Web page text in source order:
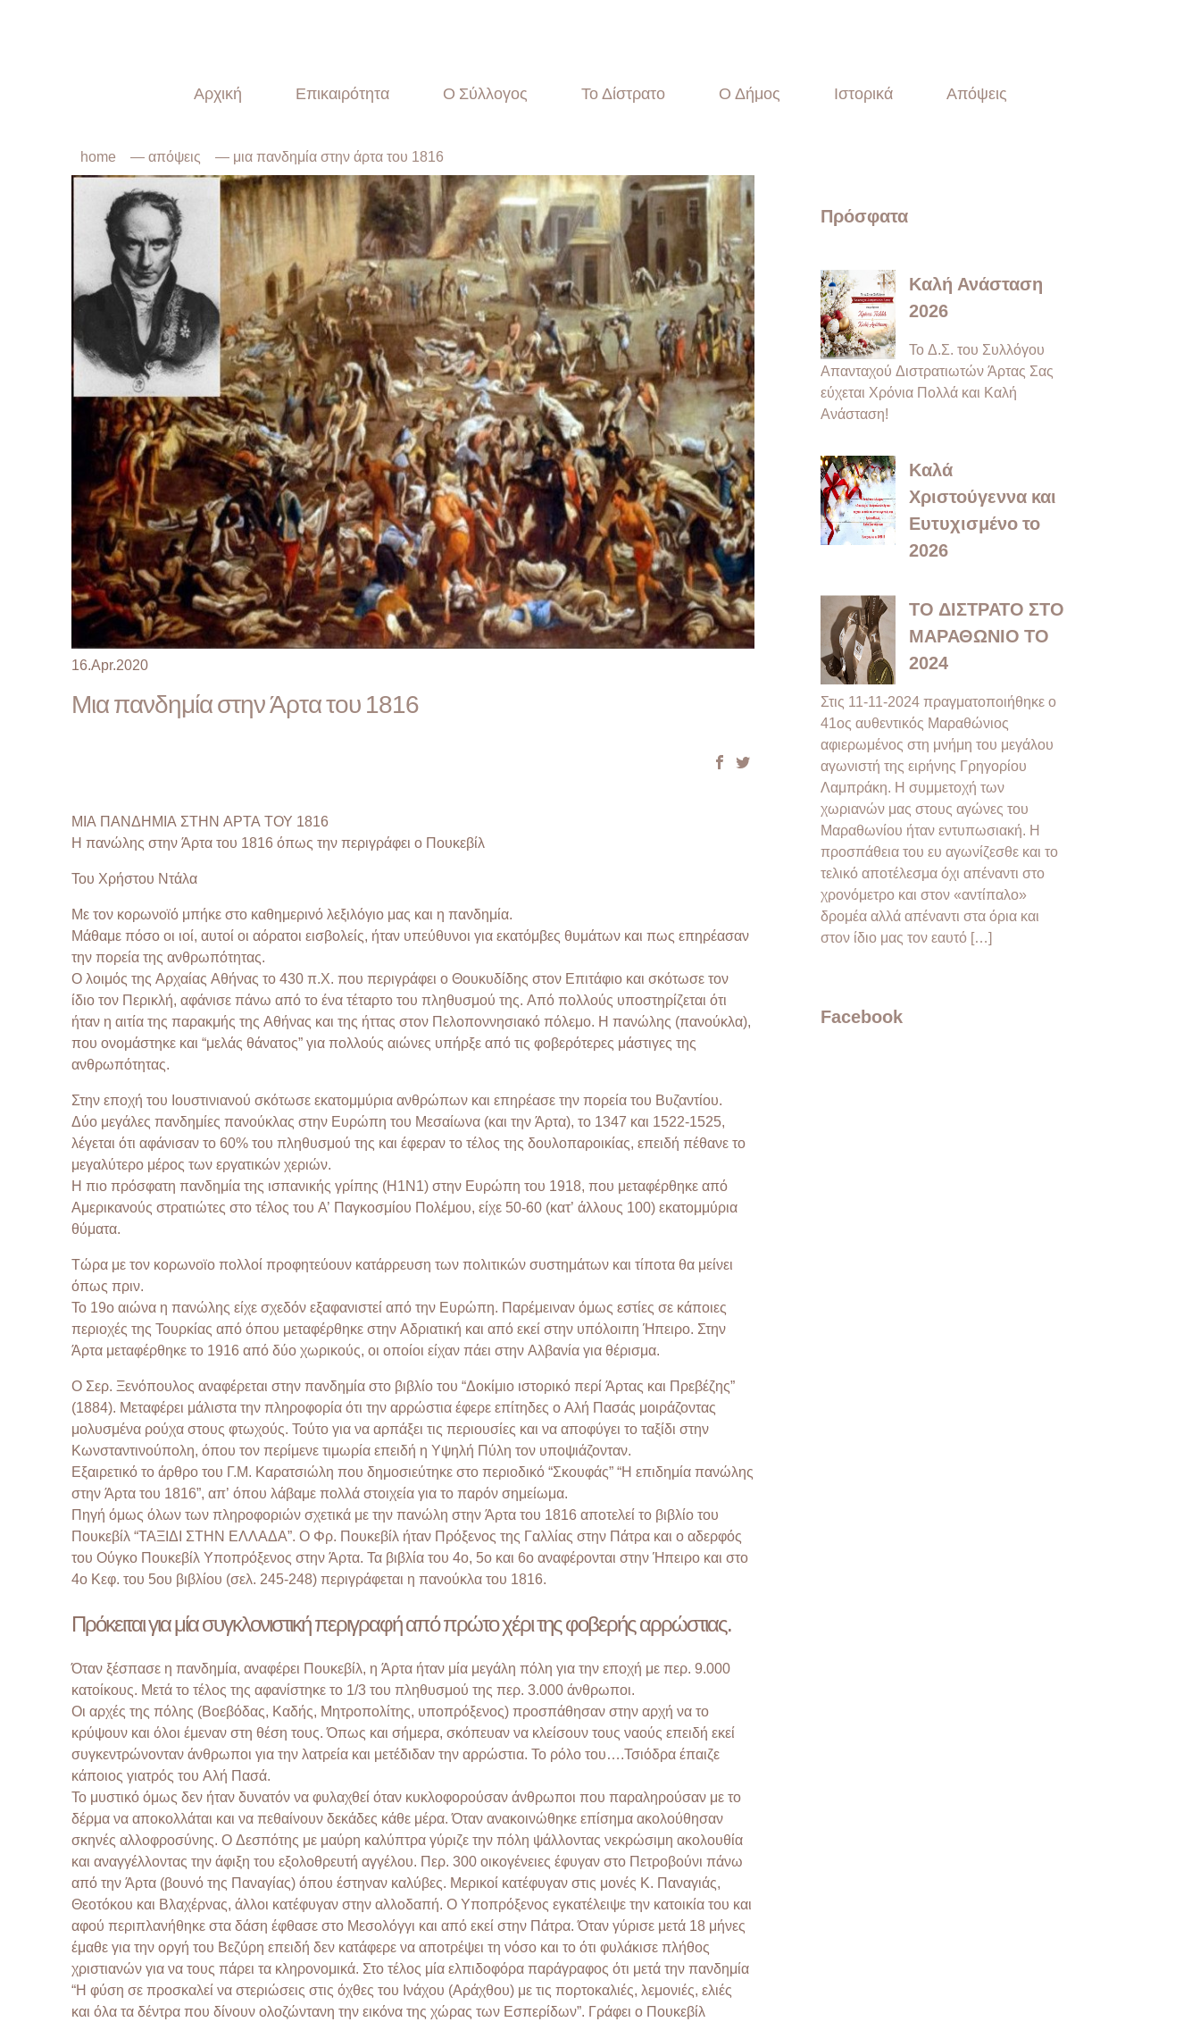
Αρχική Επικαιρότητα Ο Σύλλογος Το Δίστρατο Ο Δήμος Ιστορικά Απόψεις
Αρχική
Επικαιρότητα
Ο Σύλλογος
Το Δίστρατο
Ο Δήμος
Ιστορικά
Απόψεις
home —απόψεις — μια πανδημία στην άρτα του 1816
16.Apr.2020
Μια πανδημία στην Άρτα του 1816
ΜΙΑ ΠΑΝΔΗΜΙΑ ΣΤΗΝ ΑΡΤΑ ΤΟΥ 1816
Η πανώλης στην Άρτα του 1816 όπως την περιγράφει ο Πουκεβίλ
Του Χρήστου Ντάλα
Με τον κορωνοϊό μπήκε στο καθημερινό λεξιλόγιο μας και η πανδημία.
Μάθαμε πόσο οι ιοί, αυτοί οι αόρατοι εισβολείς, ήταν υπεύθυνοι για εκατόμβες θυμάτων και πως επηρέασαν
την πορεία της ανθρωπότητας.
Ο λοιμός της Αρχαίας Αθήνας το 430 π.Χ. που περιγράφει ο Θουκυδίδης στον Επιτάφιο και σκότωσε τον
ίδιο τον Περικλή, αφάνισε πάνω από το ένα τέταρτο του πληθυσμού της. Από πολλούς υποστηρίζεται ότι
ήταν η αιτία της παρακμής της Αθήνας και της ήττας στον Πελοποννησιακό πόλεμο. Η πανώλης (πανούκλα),
που ονομάστηκε και “μελάς θάνατος” για πολλούς αιώνες υπήρξε από τις φοβερότερες μάστιγες της
ανθρωπότητας.
Στην εποχή του Ιουστινιανού σκότωσε εκατομμύρια ανθρώπων και επηρέασε την πορεία του Βυζαντίου.
Δύο μεγάλες πανδημίες πανούκλας στην Ευρώπη του Μεσαίωνα (και την Άρτα), το 1347 και 1522-1525,
λέγεται ότι αφάνισαν το 60% του πληθυσμού της και έφεραν το τέλος της δουλοπαροικίας, επειδή πέθανε το
μεγαλύτερο μέρος των εργατικών χεριών.
Η πιο πρόσφατη πανδημία της ισπανικής γρίπης (Η1Ν1) στην Ευρώπη του 1918, που μεταφέρθηκε από
Αμερικανούς στρατιώτες στο τέλος του Α’ Παγκοσμίου Πολέμου, είχε 50-60 (κατ’ άλλους 100) εκατομμύρια
θύματα.
Τώρα με τον κορωνοϊο πολλοί προφητεύουν κατάρρευση των πολιτικών συστημάτων και τίποτα θα μείνει
όπως πριν.
Το 19ο αιώνα η πανώλης είχε σχεδόν εξαφανιστεί από την Ευρώπη. Παρέμειναν όμως εστίες σε κάποιες
περιοχές της Τουρκίας από όπου μεταφέρθηκε στην Αδριατική και από εκεί στην υπόλοιπη Ήπειρο. Στην
Άρτα μεταφέρθηκε το 1916 από δύο χωρικούς, οι οποίοι είχαν πάει στην Αλβανία για θέρισμα.
Ο Σερ. Ξενόπουλος αναφέρεται στην πανδημία στο βιβλίο του “Δοκίμιο ιστορικό περί Άρτας και Πρεβέζης”
(1884). Μεταφέρει μάλιστα την πληροφορία ότι την αρρώστια έφερε επίτηδες ο Αλή Πασάς μοιράζοντας
μολυσμένα ρούχα στους φτωχούς. Τούτο για να αρπάξει τις περιουσίες και να αποφύγει το ταξίδι στην
Κωνσταντινούπολη, όπου τον περίμενε τιμωρία επειδή η Υψηλή Πύλη τον υποψιάζονταν.
Εξαιρετικό το άρθρο του Γ.Μ. Καρατσιώλη που δημοσιεύτηκε στο περιοδικό “Σκουφάς” “Η επιδημία πανώλης
στην Άρτα του 1816”, απ’ όπου λάβαμε πολλά στοιχεία για το παρόν σημείωμα.
Πηγή όμως όλων των πληροφοριών σχετικά με την πανώλη στην Άρτα του 1816 αποτελεί το βιβλίο του
Πουκεβίλ “ΤΑΞΙΔΙ ΣΤΗΝ ΕΛΛΑΔΑ”. O Φρ. Πουκεβίλ ήταν Πρόξενος της Γαλλίας στην Πάτρα και ο αδερφός
του Ούγκο Πουκεβίλ Υποπρόξενος στην Άρτα. Τα βιβλία του 4ο, 5ο και 6ο αναφέρονται στην Ήπειρο και στο
4ο Κεφ. του 5ου βιβλίου (σελ. 245-248) περιγράφεται η πανούκλα του 1816.
Πρόκειται για μία συγκλονιστική περιγραφή από πρώτο χέρι της φοβερής αρρώστιας.
Όταν ξέσπασε η πανδημία, αναφέρει Πουκεβίλ, η Άρτα ήταν μία μεγάλη πόλη για την εποχή με περ. 9.000
κατοίκους. Μετά το τέλος της αφανίστηκε το 1/3 του πληθυσμού της περ. 3.000 άνθρωποι.
Οι αρχές της πόλης (Βοεβόδας, Καδής, Μητροπολίτης, υποπρόξενος) προσπάθησαν στην αρχή να το
κρύψουν και όλοι έμεναν στη θέση τους. Όπως και σήμερα, σκόπευαν να κλείσουν τους ναούς επειδή εκεί
συγκεντρώνονταν άνθρωποι για την λατρεία και μετέδιδαν την αρρώστια. Το ρόλο του….Τσιόδρα έπαιζε
κάποιος γιατρός του Αλή Πασά.
Το μυστικό όμως δεν ήταν δυνατόν να φυλαχθεί όταν κυκλοφορούσαν άνθρωποι που παραληρούσαν με το
δέρμα να αποκολλάται και να πεθαίνουν δεκάδες κάθε μέρα. Όταν ανακοινώθηκε επίσημα ακολούθησαν
σκηνές αλλοφροσύνης. Ο Δεσπότης με μαύρη καλύπτρα γύριζε την πόλη ψάλλοντας νεκρώσιμη ακολουθία
και αναγγέλλοντας την άφιξη του εξολοθρευτή αγγέλου. Περ. 300 οικογένειες έφυγαν στο Πετροβούνι πάνω
από την Άρτα (βουνό της Παναγίας) όπου έστηναν καλύβες. Μερικοί κατέφυγαν στις μονές Κ. Παναγιάς,
Θεοτόκου και Βλαχέρνας, άλλοι κατέφυγαν στην αλλοδαπή. Ο Υποπρόξενος εγκατέλειψε την κατοικία του και
αφού περιπλανήθηκε στα δάση έφθασε στο Μεσολόγγι και από εκεί στην Πάτρα. Όταν γύρισε μετά 18 μήνες
έμαθε για την οργή του Βεζύρη επειδή δεν κατάφερε να αποτρέψει τη νόσο και το ότι φυλάκισε πλήθος
χριστιανών για να τους πάρει τα κληρονομικά. Στο τέλος μία ελπιδοφόρα παράγραφος ότι μετά την πανδημία
“Η φύση σε προσκαλεί να στεριώσεις στις όχθες του Ινάχου (Αράχθου) με τις πορτοκαλιές, λεμονιές, ελιές
και όλα τα δέντρα που δίνουν ολοζώντανη την εικόνα της χώρας των Εσπερίδων”. Γράφει ο Πουκεβίλ
Πρόσφατα
Καλή Ανάσταση
2026
Το Δ.Σ. του Συλλόγου
Απανταχού Διστρατιωτών Άρτας Σας
εύχεται Χρόνια Πολλά και Καλή
Ανάσταση!
Καλά
Χριστούγεννα και
Ευτυχισμένο το
2026
ΤΟ ΔΙΣΤΡΑΤΟ ΣΤΟ
ΜΑΡΑΘΩΝΙΟ ΤΟ
2024
Στις 11-11-2024 πραγματοποιήθηκε ο
41ος αυθεντικός Μαραθώνιος
αφιερωμένος στη μνήμη του μεγάλου
αγωνιστή της ειρήνης Γρηγορίου
Λαμπράκη. Η συμμετοχή των
χωριανών μας στους αγώνες του
Μαραθωνίου ήταν εντυπωσιακή. Η
προσπάθεια του ευ αγωνίζεσθε και το
τελικό αποτέλεσμα όχι απέναντι στο
χρονόμετρο και στον «αντίπαλο»
δρομέα αλλά απέναντι στα όρια και
στον ίδιο μας τον εαυτό […]
Facebook